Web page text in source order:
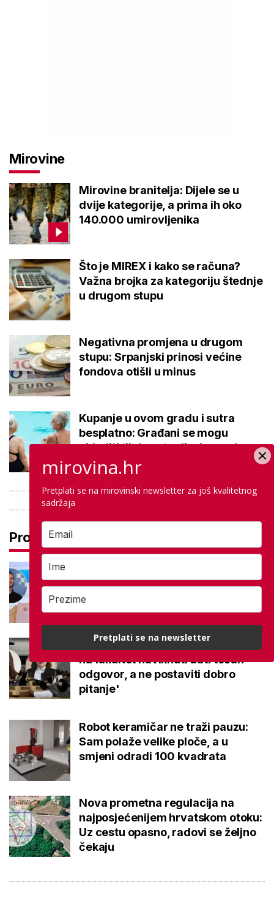
Mirovine
Mirovine branitelja: Dijele se u
dvije kategorije, a prima ih oko
140.000 umirovljenika
Što je MIREX i kako se računa?
Važna brojka za kategoriju štednje
u drugom stupu
Negativna promjena u drugom
stupu: Srpanjski prinosi većine
fondova otišli u minus
Kupanje u ovom gradu i sutra
besplatno: Građani se mogu
ohladiti tijekom toplinskog vala
Pročitaj još
potpuno različitih predmeta: Stižu
iz iste škole, a evo gdje nastavljaju
Kakvi su danas studenti? 'Dolaze
na fakultet naviknuti dati točan
odgovor, a ne postaviti dobro
pitanje'
Robot keramičar ne traži pauzu:
Sam polaže velike ploče, a u
smjeni odradi 100 kvadrata
Nova prometna regulacija na
najposjećenijem hrvatskom otoku:
Uz cestu opasno, radovi se željno
čekaju
mirovina.hr
Pretplati se na mirovinski newsletter za još kvalitetnog
sadržaja
Pretplati se na newsletter